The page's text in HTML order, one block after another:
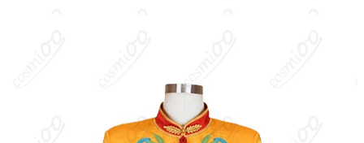
性派キャラクターです。公式ではMC活動のほか、劇中で多彩な楽
曲やイベントにも登場しています。
キャラクター設定：“あっつあつ〜の大成功！”は白膠木簓のキャラ